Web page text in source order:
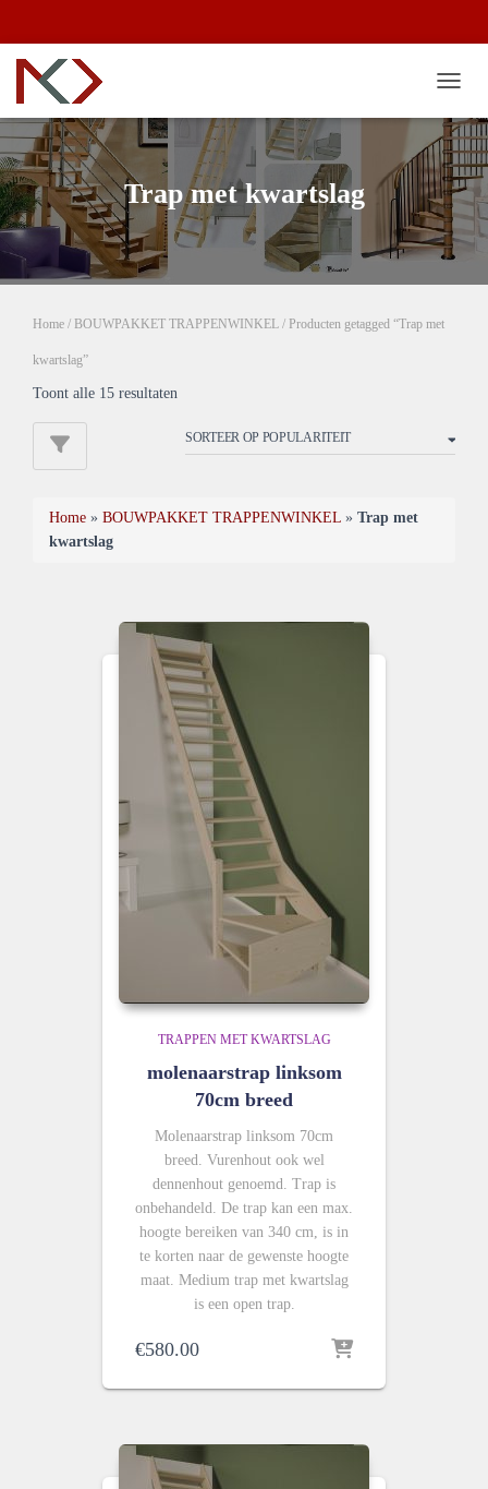
Trap met kwartslag
Home / BOUWPAKKET TRAPPENWINKEL / Producten getagged “Trap met
kwartslag”
Toont alle 15 resultaten
populariteit
Home » BOUWPAKKET TRAPPENWINKEL » Trap met
kwartslag
TRAPPEN MET KWARTSLAG
molenaarstrap linksom
70cm breed
Molenaarstrap linksom 70cm
breed. Vurenhout ook wel
dennenhout genoemd. Trap is
onbehandeld. De trap kan een max.
hoogte bereiken van 340 cm, is in
te korten naar de gewenste hoogte
maat. Medium trap met kwartslag
is een open trap.
€580.00